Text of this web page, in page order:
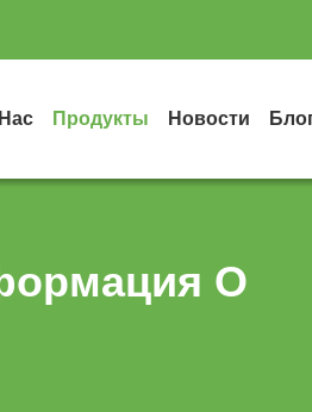
Продукты Новости
О